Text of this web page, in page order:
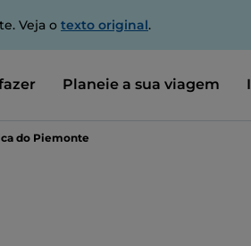
Veja o texto original.
Planeie a sua viagem
do Piemonte